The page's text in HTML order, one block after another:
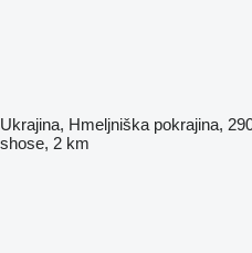
Ukrajina, Hmeljniška pokrajina,
shose, 2 km